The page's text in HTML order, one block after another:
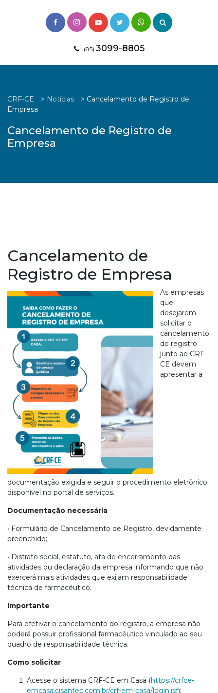
(85) 3099-8805
CRF-CE > Notícias > Cancelamento de Registro de
Empresa
Cancelamento de Registro de
Empresa
Cancelamento de
Registro de Empresa
As empresas
que
desejarem
solicitar o
cancelamento
do registro
junto ao CRF-
CE devem
apresentar a
documentação exigida e seguir o procedimento eletrônico
disponível no portal de serviços.
Documentação necessária
• Formulário de Cancelamento de Registro, devidamente
preenchido;
• Distrato social, estatuto, ata de encerramento das
atividades ou declaração da empresa informando que não
exercerá mais atividades que exijam responsabilidade
técnica de farmacêutico.
Importante
Para efetivar o cancelamento do registro, a empresa não
poderá possuir profissional farmacêutico vinculado ao seu
quadro de responsabilidade técnica.
Como solicitar
Acesse o sistema CRF-CE em Casa (https://crfce-
emcasa.cisantec.com.br/crf-em-casa/login.jsf);